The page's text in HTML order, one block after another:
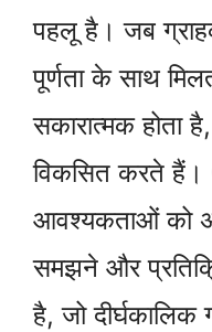
पहलू है। जब
पूर्णता के साथ
सकारात्मक होता
विकसित करते हैं।
आवश्यकताओं को
समझने और
है, जो दीर्घकालिक